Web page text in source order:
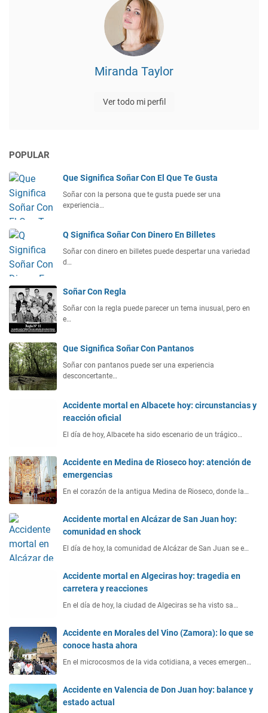
Miranda Taylor
Ver todo mi perfil
POPULAR
Que Significa Soñar Con El Que Te Gusta
Soñar con la persona que te gusta puede ser una
experiencia…
Q Significa Soñar Con Dinero En Billetes
Soñar con dinero en billetes puede despertar una variedad
d…
Soñar Con Regla
Soñar con la regla puede parecer un tema inusual, pero en
e…
Que Significa Soñar Con Pantanos
Soñar con pantanos puede ser una experiencia
desconcertante…
Accidente mortal en Albacete hoy: circunstancias y
reacción oficial
El día de hoy, Albacete ha sido escenario de un trágico…
Accidente en Medina de Rioseco hoy: atención de
emergencias
En el corazón de la antigua Medina de Rioseco, donde la…
Accidente mortal en Alcázar de San Juan hoy:
comunidad en shock
El día de hoy, la comunidad de Alcázar de San Juan se e…
Accidente mortal en Algeciras hoy: tragedia en
carretera y reacciones
En el día de hoy, la ciudad de Algeciras se ha visto sa…
Accidente en Morales del Vino (Zamora): lo que se
conoce hasta ahora
En el microcosmos de la vida cotidiana, a veces emergen…
Accidente en Valencia de Don Juan hoy: balance y
estado actual